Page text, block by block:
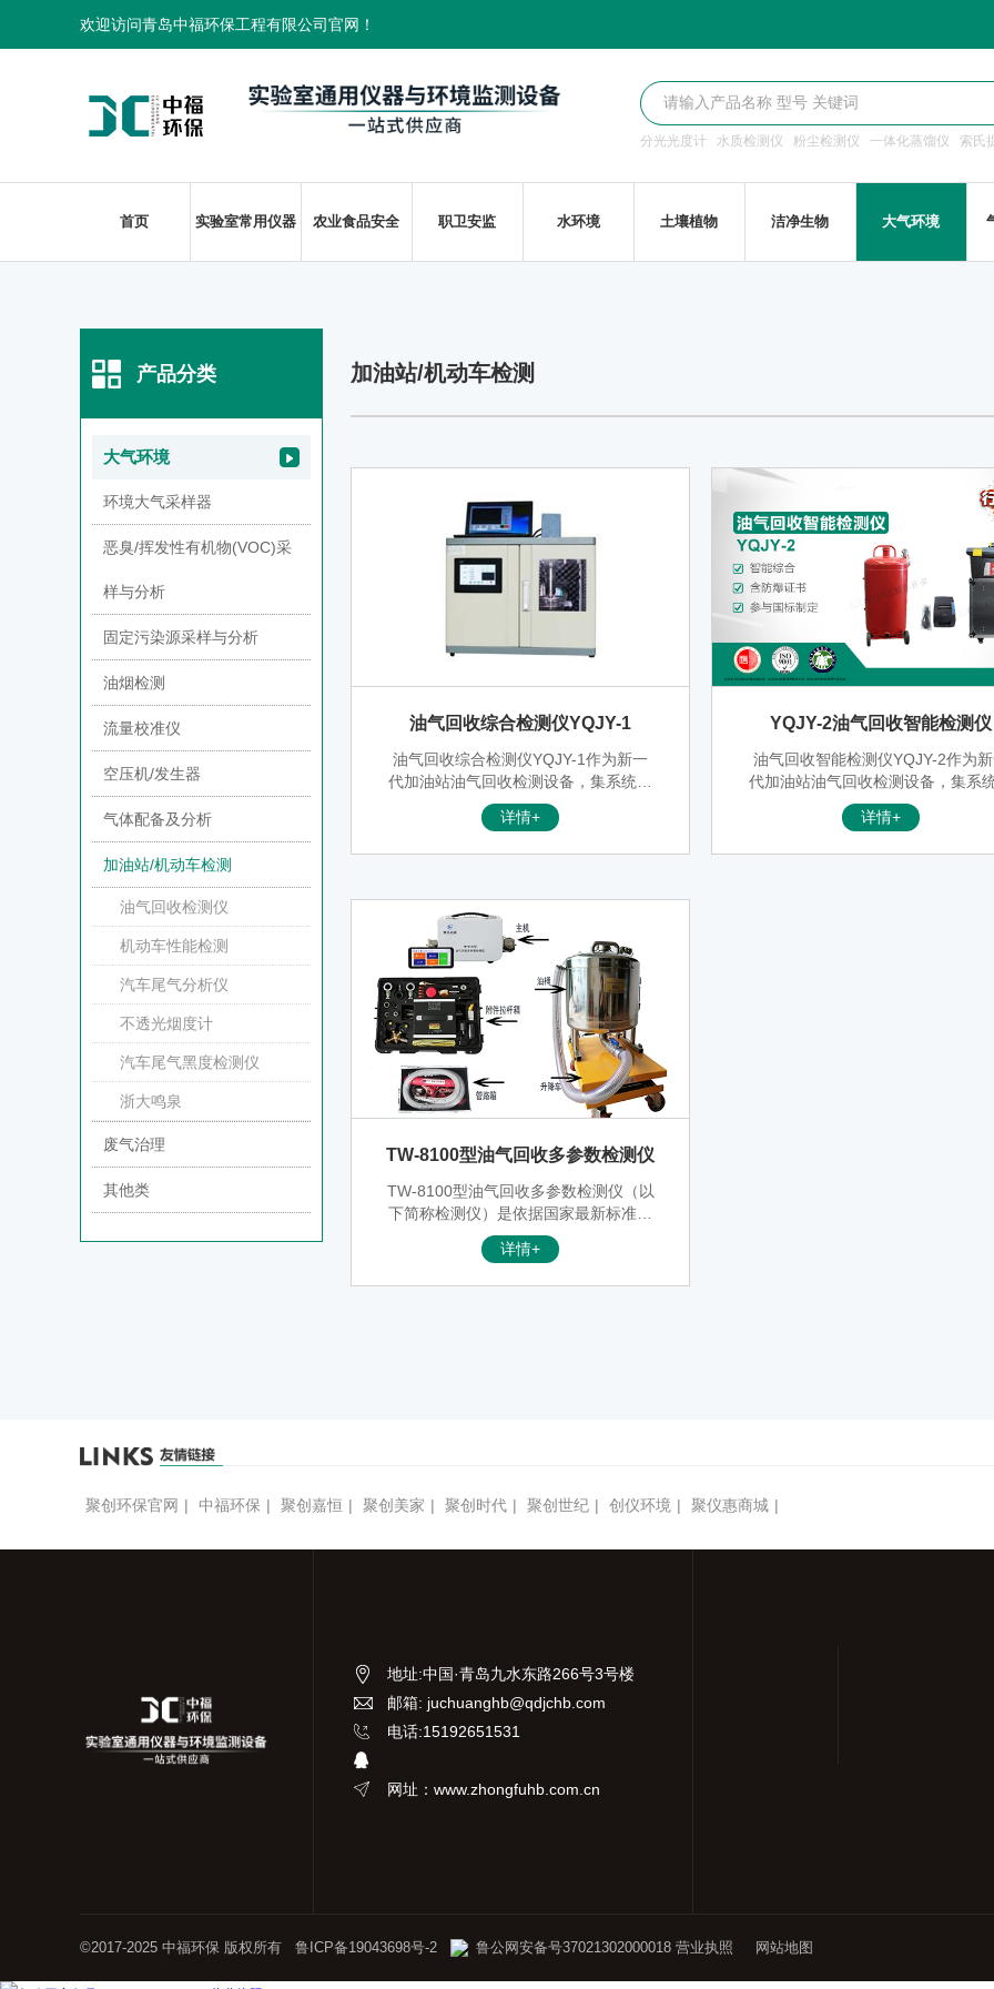
欢迎访问青岛中福环保工程有限公司官网！
分光光度计 水质检测仪 粉尘检测仪 一体化蒸馏仪 索氏
首页 实验室常用仪器 农业食品安全 职卫安监 水环境 土壤植物 洁净生物 大气环境
加油站/机动车检测
油气回收综合检测仪YQJY-1
油气回收综合检测仪YQJY-1作为新一
代加油站油气回收检测设备，集系统密
闭性、液阻、气液比检测于一体，并能
简单方便的实现仪器自身密闭性检测。
简单等优点。
详情+
YQJY-2油气回收智能检测仪
油气回收智能检测仪YQJY-2作为
代加油站油气回收检测设备，集系统
闭性、液阻、气液比检测于一体，具
检测过程数据自动记录、存储，检测
详情+
TW-8100型油气回收多参数检测仪
TW-8100型油气回收多参数检测仪（以
下简称检测仪）是依据国家最新标准推
出的针对加油站油气回收系统进行检验
检测的仪器，该仪器主要有防爆主机、
详情+
产品分类
大气环境
环境大气采样器
恶臭/挥发性有机物(VOC)采
样与分析
固定污染源采样与分析
油烟检测
流量校准仪
空压机/发生器
气体配备及分析
加油站/机动车检测
油气回收检测仪
机动车性能检测
汽车尾气分析仪
不透光烟度计
汽车尾气黑度检测仪
浙大鸣泉
废气治理
其他类
聚创环保官网 | 中福环保 | 聚创嘉恒 | 聚创美家 | 聚创时代 | 聚创世纪 | 创仪环境 | 聚仪惠商城 |
地址:中国·青岛九水东路266号3号楼
邮箱: juchuanghb@qdjchb.com
电话:15192651531
网址：www.zhongfuhb.com.cn
©2017-2025 中福环保 版权所有 鲁ICP备19043698号-2 鲁公网安备号37021302000018 营业执照 网站地图